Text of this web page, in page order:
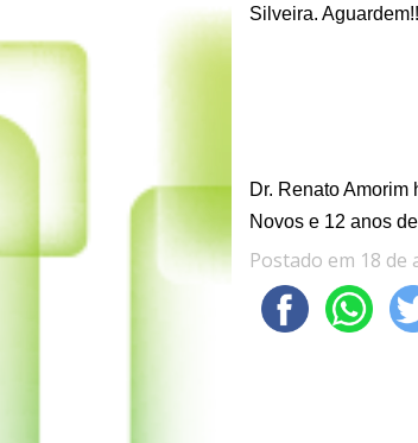
Silveira.
Dr. Renato
Novos e 12 anos
Postado em 18 de